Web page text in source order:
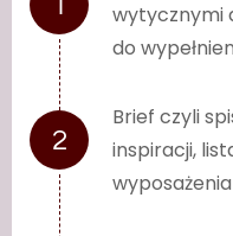
wytycznymi
do
Brief czyli
inspiracji,